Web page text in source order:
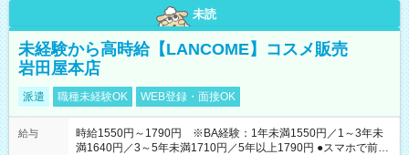
未読
未経験から高時給【LANCOME】コスメ販売
岩田屋本店
派遣 職種未経験OK WEB登録・面接OK
給与
時給1550円～1790円 ※BA経験：1年未満1550円／1～3年未
満1640円／3～5年未満1710円／5年以上1790円 ●スマホで前払